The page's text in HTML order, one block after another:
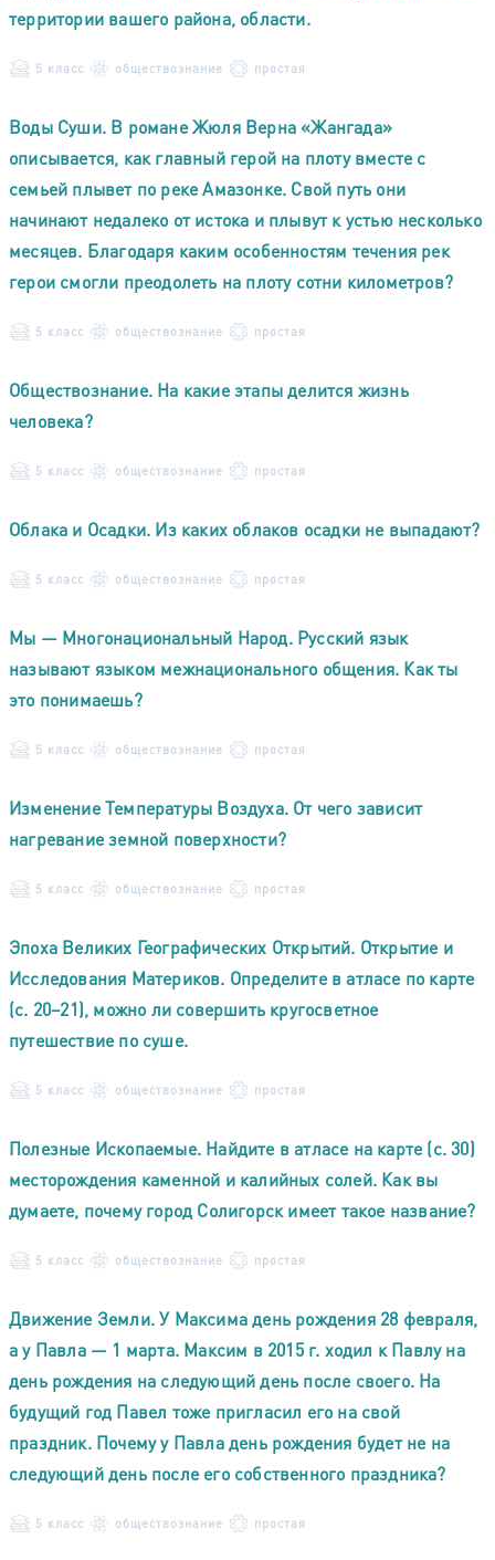
территории вашего района, области.
5 класс обществознание простая
Воды Суши. В романе Жюля Верна «Жангада»
описывается, как главный герой на плоту вместе с
семьей плывет по реке Амазонке. Свой путь они
начинают недалеко от истока и плывут к устью несколько
месяцев. Благодаря каким особенностям течения рек
герои смогли преодолеть на плоту сотни километров?
5 класс обществознание простая
Обществознание. На какие этапы делится жизнь
человека?
5 класс обществознание простая
Облака и Осадки. Из каких облаков осадки не выпадают?
5 класс обществознание простая
Мы — Многонациональный Народ. Русский язык
называют языком межнационального общения. Как ты
это понимаешь?
5 класс обществознание простая
Изменение Температуры Воздуха. От чего зависит
нагревание земной поверхности?
5 класс обществознание простая
Эпоха Великих Географических Открытий. Открытие и
Исследования Материков. Определите в атласе по карте
(с. 20–21), можно ли совершить кругосветное
путешествие по суше.
5 класс обществознание простая
Полезные Ископаемые. Найдите в атласе на карте (c. 30)
месторождения каменной и калийных солей. Как вы
думаете, почему город Солигорск имеет такое название?
5 класс обществознание простая
Движение Земли. У Максима день рождения 28 февраля,
а у Павла — 1 марта. Максим в 2015 г. ходил к Павлу на
день рождения на следующий день после своего. На
будущий год Павел тоже пригласил его на свой
праздник. Почему у Павла день рождения будет не на
следующий день после его собственного праздника?
5 класс обществознание простая